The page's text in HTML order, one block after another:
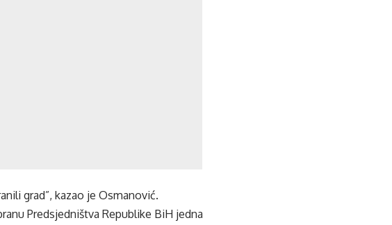
grad”, kazao je Osmanović.
Predsjedništva Republike BiH jedna